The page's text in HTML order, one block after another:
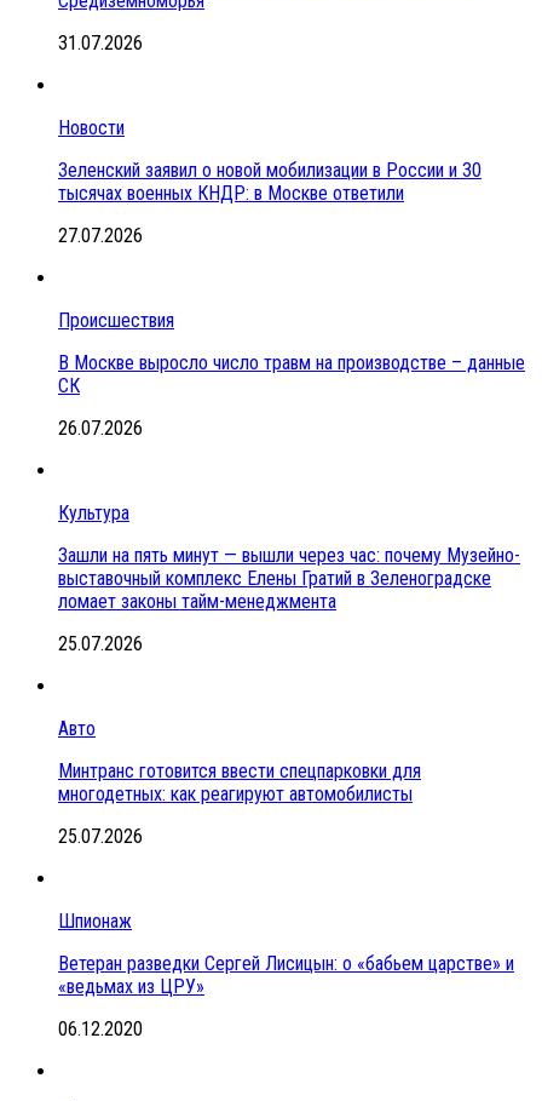
31.07.2026
Новости
Зеленский заявил о новой мобилизации в России и 30
тысячах военных КНДР: в Москве ответили
27.07.2026
Происшествия
В Москве выросло число травм на производстве – данные
СК
26.07.2026
Культура
Зашли на пять минут — вышли через час: почему Музейно-
выставочный комплекс Елены Гратий в Зеленоградске
ломает законы тайм-менеджмента
25.07.2026
Авто
Минтранс готовится ввести спецпарковки для
многодетных: как реагируют автомобилисты
25.07.2026
Шпионаж
Ветеран разведки Сергей Лисицын: о «бабьем царстве» и
«ведьмах из ЦРУ»
06.12.2020